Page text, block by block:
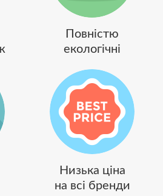
Повністю
екологічні
Низька ціна
на всі бренди